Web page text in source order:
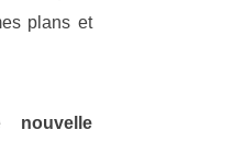
plans et
nouvelle